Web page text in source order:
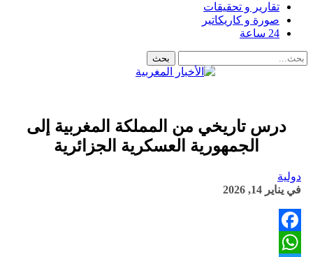
تقارير و تحقيقات
صورة و كاريكاتير
24 ساعة
درس تاريخي من المملكة المغربية إلى
الجمهورية العسكرية الجزائرية
دولية
في يناير 14, 2026
Facebook